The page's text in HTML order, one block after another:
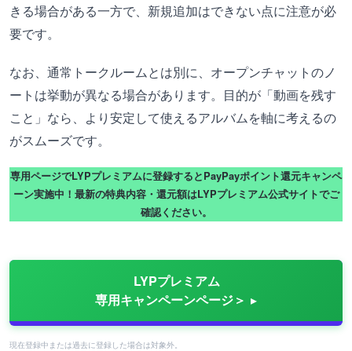
きる場合がある一方で、新規追加はできない点に注意が必
要です。
なお、通常トークルームとは別に、オープンチャットのノ
ートは挙動が異なる場合があります。目的が「動画を残す
こと」なら、より安定して使えるアルバムを軸に考えるの
がスムーズです。
専用ページでLYPプレミアムに登録するとPayPayポイント還元キャンペ
ーン実施中！最新の特典内容・還元額はLYPプレミアム公式サイトでご
確認ください。
LYPプレミアム
専用キャンペーンページ＞
現在登録中または過去に登録した場合は対象外。